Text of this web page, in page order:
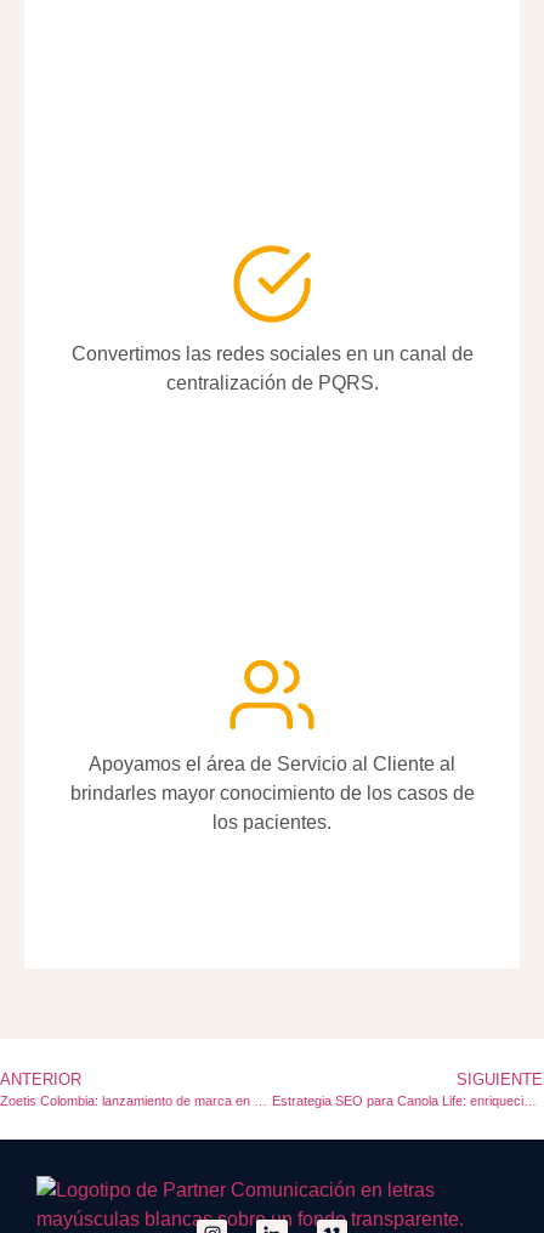
Convertimos las redes sociales en un canal de
centralización de PQRS.
Convertimos las redes sociales en un canal de
centralización de PQRS.
Apoyamos el área de Servicio al Cliente al
brindarles mayor conocimiento de los casos de
los pacientes.
Apoyamos el área de Servicio al Cliente al
brindarles mayor conocimiento de los casos de
los pacientes.
ANTERIOR SIGUIENTE
Estrategia SEO para Canola Life: enriqueciendo la cocina con creatividad y sabor